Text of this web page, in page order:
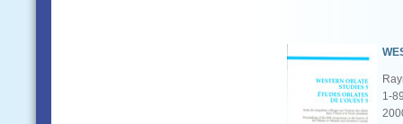
1-